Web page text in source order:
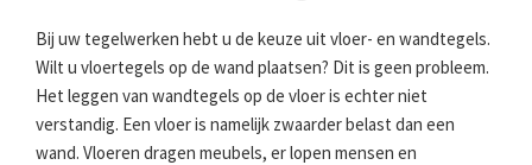
Bij uw tegelwerken hebt u de keuze uit vloer- en wandtegels.
Wilt u vloertegels op de wand plaatsen? Dit is geen probleem.
Het leggen van wandtegels op de vloer is echter niet
verstandig. Een vloer is namelijk zwaarder belast dan een
wand. Vloeren dragen meubels, er lopen mensen en